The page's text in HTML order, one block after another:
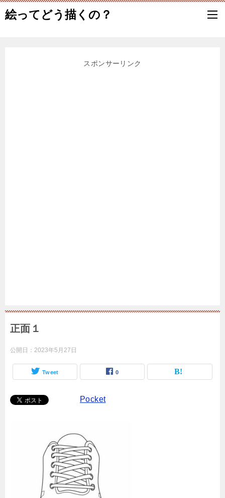
絵ってどう描くの？
スポンサーリンク
正面１
公開日： 2023年5月27日
Tweet 0
Pocket